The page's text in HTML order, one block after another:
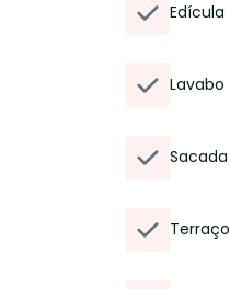
Edícula
Lavabo
Sacada
Terraço